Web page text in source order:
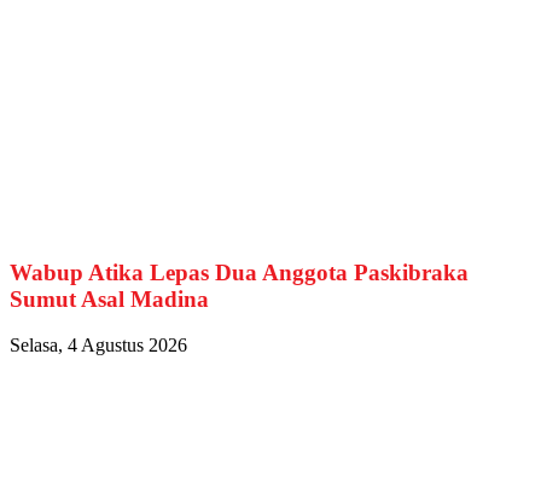
Wabup Atika Lepas Dua Anggota Paskibraka
Sumut Asal Madina
Selasa, 4 Agustus 2026